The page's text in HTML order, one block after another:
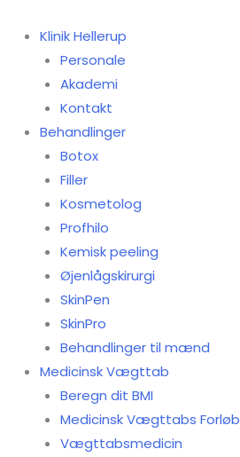
indholdet
Klinik Hellerup
Personale
Akademi
Kontakt
Behandlinger
Botox
Filler
Kosmetolog
Profhilo
Kemisk peeling
Øjenlågskirurgi
SkinPen
SkinPro
Behandlinger til mænd
Medicinsk Vægttab
Beregn dit BMI
Medicinsk Vægttabs Forløb
Vægttabsmedicin